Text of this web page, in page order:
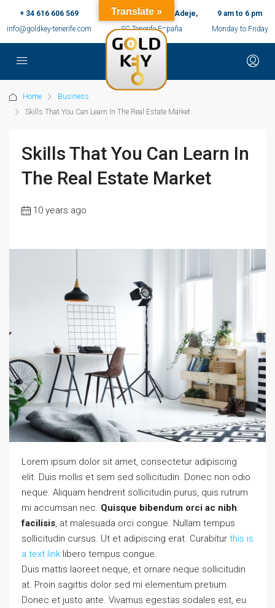
+ 34 616 606 569
info@goldkey-tenerife.com
c/ Ernesto Sarti,10, Adeje,
SC Tenerife España
9 am to 6 pm
Monday to Friday
Home
Business
Skills That You Can Learn In The Real Estate Market
Skills That You Can Learn In
The Real Estate Market
10 years ago
Lorem ipsum dolor sit amet, consectetur adipiscing
elit. Duis mollis et sem sed sollicitudin. Donec non odio
neque. Aliquam hendrerit sollicitudin purus, quis rutrum
mi accumsan nec. Quisque bibendum orci ac nibh
facilisis , at malesuada orci congue. Nullam tempus
sollicitudin cursus. Ut et adipiscing erat. Curabitur this is
a text link libero tempus congue.
Duis mattis laoreet neque, et ornare neque sollicitudin
at. Proin sagittis dolor sed mi elementum pretium.
Donec et justo ante. Vivamus egestas sodales est, eu
Translate »